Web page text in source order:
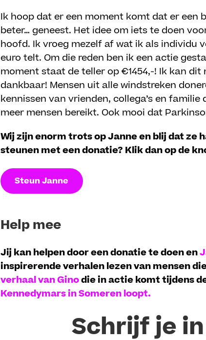
Ik hoop dat er een moment komt dat er een
beter… geneest. Het idee om iets te doen
hoofd. Ik vroeg mezelf af wat ik als individu
euro telt. Om die reden ben ik een actie
moment staat de teller op €1454,-! Ik kan
dankbaar! Mensen uit alle windstreken
kennissen van vrienden, collega’s en
meer mensen bereikt. Ook mooi dat
Wij zijn enorm trots op Janne en blij dat ze
steunen met een donatie? Klik dan op de
Steun Janne
Help mee
Jij kan helpen door een donatie te doen en
inspirerende verhalen lezen van mensen
verhaal van Ginodie in actie komt tijdens
Kennedymars in Someren loopt.
Schrijf je